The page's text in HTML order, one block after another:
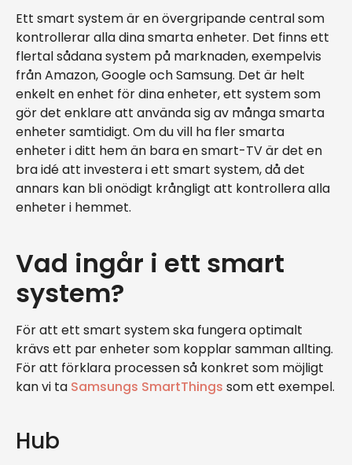
Ett smart system är en övergripande central som
kontrollerar alla dina smarta enheter. Det finns ett
flertal sådana system på marknaden, exempelvis
från Amazon, Google och Samsung. Det är helt
enkelt en enhet för dina enheter, ett system som
gör det enklare att använda sig av många smarta
enheter samtidigt. Om du vill ha fler smarta
enheter i ditt hem än bara en smart-TV är det en
bra idé att investera i ett smart system, då det
annars kan bli onödigt krångligt att kontrollera alla
enheter i hemmet.
Vad ingår i ett smart
system?
För att ett smart system ska fungera optimalt
krävs ett par enheter som kopplar samman allting.
För att förklara processen så konkret som möjligt
kan vi ta Samsungs SmartThings som ett exempel.
Hub